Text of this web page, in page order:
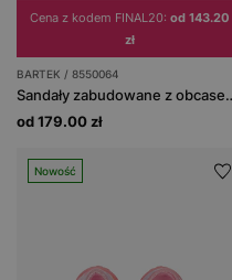
Cena z kodem FINAL20: od 143.20
zł
BARTEK / 8550064
Sandały zabudowane z
od 179.00 zł
Nowość